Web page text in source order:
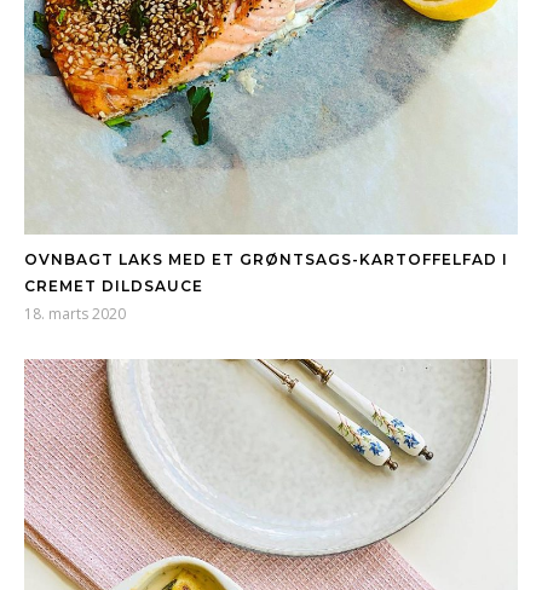
OVNBAGT LAKS MED ET GRØNTSAGS-KARTOFFELFAD I
CREMET DILDSAUCE
18. marts 2020